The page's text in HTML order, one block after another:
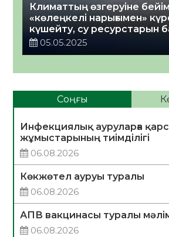
Климаттың өзгеруіне
«көлеңкелі нарығымен»
күшейту, су ресурстарын
қоғамдық бақылау: Жаңа Су
05.05.2025
Соңғы
Инфекциялық ауруларға
жұмыстарының тиімділігі
06.08.2026
Көкжөтел ауруы туралы
06.08.2026
АПВ вакцинасы туралы
06.08.2026